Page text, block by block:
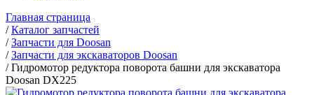
Главная страница
/Каталог запчастей
/Запчасти для Doosan
/Запчасти для экскаваторов Doosan
/Гидромотор редуктора поворота башни для экскаватора
Doosan DX225